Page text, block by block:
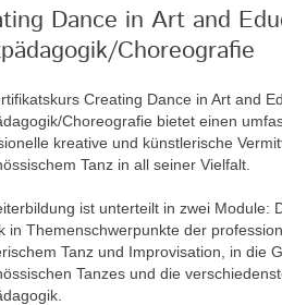
Dance in Art and
Choreografie
Creating Dance in Art and
Choreografie bietet einen
kreative und künstlerische
Tanz in all seiner Vielfalt.
ist unterteilt in zwei Module:
in Themenschwerpunkte der
Tanz und Improvisation, in die
Tanzes und die